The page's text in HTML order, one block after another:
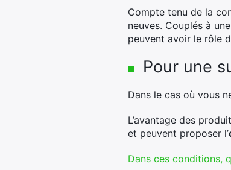
Compte tenu de la
neuves. Couplés à une
peuvent avoir le rôle
Pour une
Dans le cas où vous
L’avantage des
et peuvent proposer l’
Dans ces conditions,